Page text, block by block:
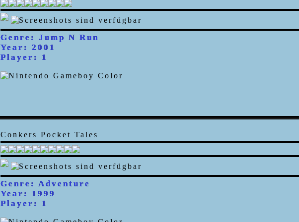
Genre: Jump N Run
Year: 2001
Player: 1
Conkers Pocket Tales
Genre: Adventure
Year: 1999
Player: 1